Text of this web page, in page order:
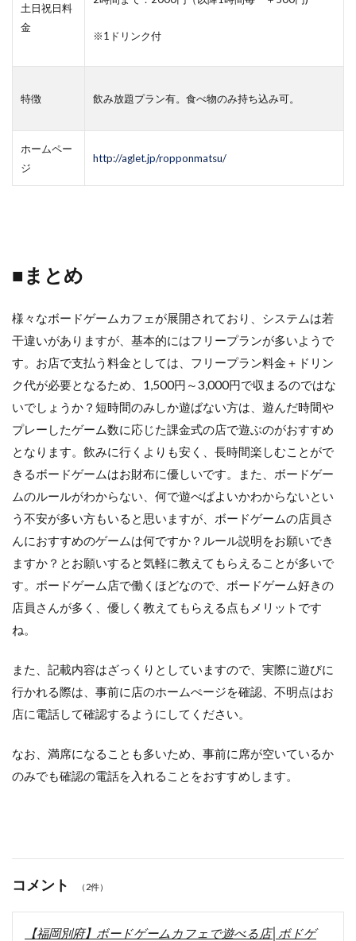
土日祝日料
金
※1ドリンク付
特徴 飲み放題プラン有。食べ物のみ持ち込み可。
ホームペー
ジ
http://aglet.jp/ropponmatsu/
■まとめ
様々なボードゲームカフェが展開されており、システムは若
干違いがありますが、基本的にはフリープランが多いようで
す。お店で支払う料金としては、フリープラン料金＋ドリン
ク代が必要となるため、1,500円～3,000円で収まるのではな
いでしょうか？短時間のみしか遊ばない方は、遊んだ時間や
プレーしたゲーム数に応じた課金式の店で遊ぶのがおすすめ
となります。飲みに行くよりも安く、長時間楽しむことがで
きるボードゲームはお財布に優しいです。また、ボードゲー
ムのルールがわからない、何で遊べばよいかわからないとい
う不安が多い方もいると思いますが、ボードゲームの店員さ
んにおすすめのゲームは何ですか？ルール説明をお願いでき
ますか？とお願いすると気軽に教えてもらえることが多いで
す。ボードゲーム店で働くほどなので、ボードゲーム好きの
店員さんが多く、優しく教えてもらえる点もメリットです
ね。
また、記載内容はざっくりとしていますので、実際に遊びに
行かれる際は、事前に店のホームぺージを確認、不明点はお
店に電話して確認するようにしてください。
なお、満席になることも多いため、事前に席が空いているか
のみでも確認の電話を入れることをおすすめします。
コメント （2件）
【福岡別府】ボードゲームカフェで遊べる店│ボドゲ